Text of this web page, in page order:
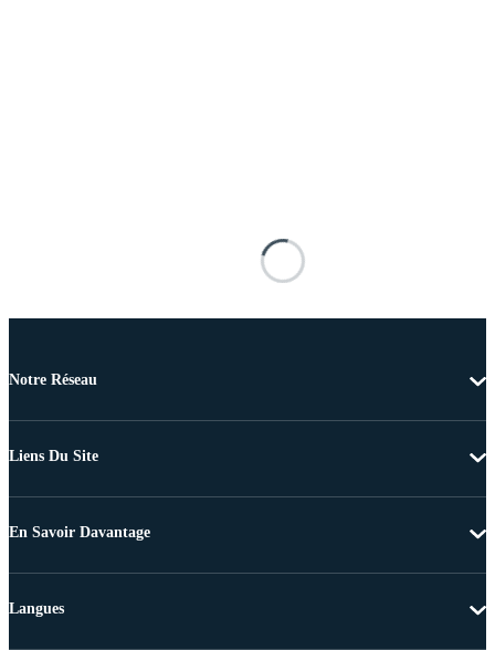
Notre Réseau
Liens Du Site
En Savoir Davantage
Langues